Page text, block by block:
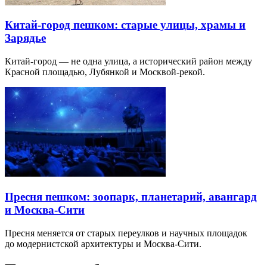
Китай-город пешком: старые улицы, храмы и
Зарядье
Китай-город — не одна улица, а исторический район между
Красной площадью, Лубянкой и Москвой-рекой.
Пресня пешком: зоопарк, планетарий, авангард
и Москва-Сити
Пресня меняется от старых переулков и научных площадок
до модернистской архитектуры и Москва-Сити.